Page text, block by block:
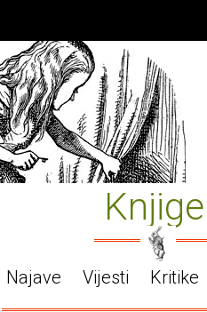
Knjige
Najave Vijesti Kritike